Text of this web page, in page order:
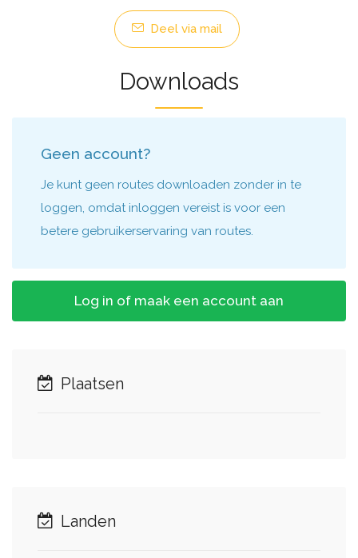
Deel via mail
Downloads
Geen account?
Je kunt geen routes downloaden zonder in te
loggen, omdat inloggen vereist is voor een
betere gebruikerservaring van routes.
Log in of maak een account aan
Plaatsen
Landen